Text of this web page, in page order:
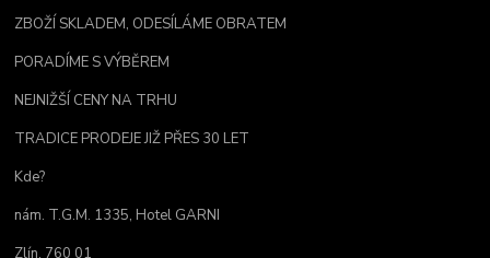
ZBOŽÍ SKLADEM, ODESÍLÁME OBRATEM
PORADÍME S VÝBĚREM
NEJNIŽŠÍ CENY NA TRHU
TRADICE PRODEJE JIŽ PŘES 30 LET
Kde?
nám. T.G.M. 1335, Hotel GARNI
Zlín, 760 01